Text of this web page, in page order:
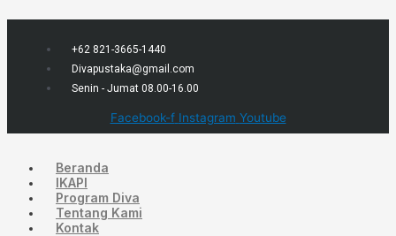
ke
+62 821-3665-1440
Divapustaka@gmail.com
Senin - Jumat 08.00-16.00
Facebook-f Instagram Youtube
Beranda
IKAPI
Program Diva
Tentang Kami
Kontak